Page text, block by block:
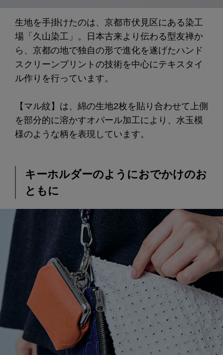
生地を手掛けたのは、京都市伏見区にある染工
場「久山染工」。日本古来より伝わる型友禅か
ら、京都の地で独自の形で進化を遂げたハンド
スクリーンプリントの技術を中心にテキスタイ
ル作りを行っています。
【マル紋】は、綿の生地2枚を貼り合わせて上側
を部分的に溶かすオパール加工により、水玉模
様のような柄を表現しています。
キーホルダーのようにおでかけのお
ともに